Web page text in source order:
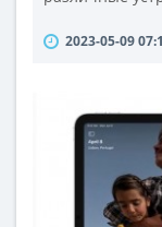
обладает
того,
разъемов для
2023-05-09